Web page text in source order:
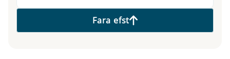
Fara efst